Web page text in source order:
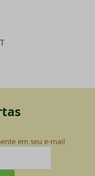
em seu e-mail